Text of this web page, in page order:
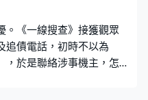
。《一線搜查》接獲觀眾
追債電話，初時不以為
，於是聯絡涉事機主，怎